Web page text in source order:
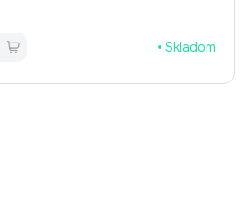
Skladom